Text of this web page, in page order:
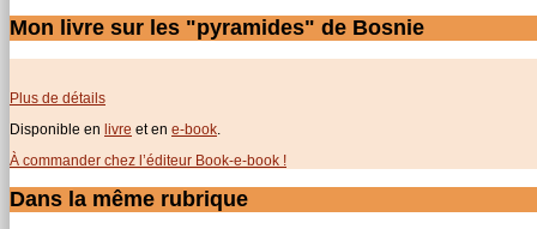
Mon livre sur les "pyramides" de Bosnie
Plus de détails
Disponible en livre et en e-book.
À commander chez l’éditeur Book-e-book !
Dans la même rubrique